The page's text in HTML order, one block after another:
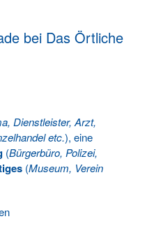
bei Das Örtliche
Dienstleister, Arzt,
etc.), eine
(Bürgerbüro, Polizei,
(Museum, Verein